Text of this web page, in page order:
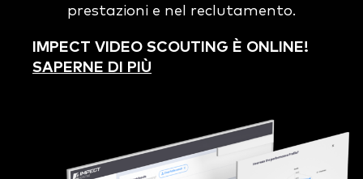
prestazioni e nel reclutamento.
IMPECT VIDEO SCOUTING È ONLINE!
SAPERNE DI PIÙ